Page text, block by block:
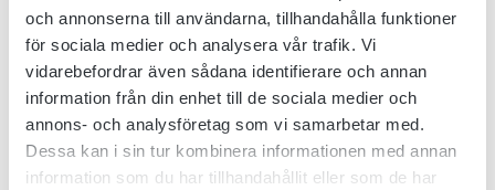
och annonserna till användarna, tillhandahålla funktioner
för sociala medier och analysera vår trafik. Vi
vidarebefordrar även sådana identifierare och annan
information från din enhet till de sociala medier och
annons- och analysföretag som vi samarbetar med.
Dessa kan i sin tur kombinera informationen med annan
information som du har tillhandahållit eller som de har
Pod względem ekspresyjności, przejrzystości i jednolitości
nasza typografia, czyli sposób odbioru tego, co piszemy,
jest prawie tak samo ważna jak wykorzystanie logo,
obrazów i kolorów. Naszą podstawową czcionką jest
Titillium Web, której używamy w miarę możliwości we
wszystkich naszych publikacjach. Można jej używać
zarówno na wydrukach, jak i w postaci cyfrowej.